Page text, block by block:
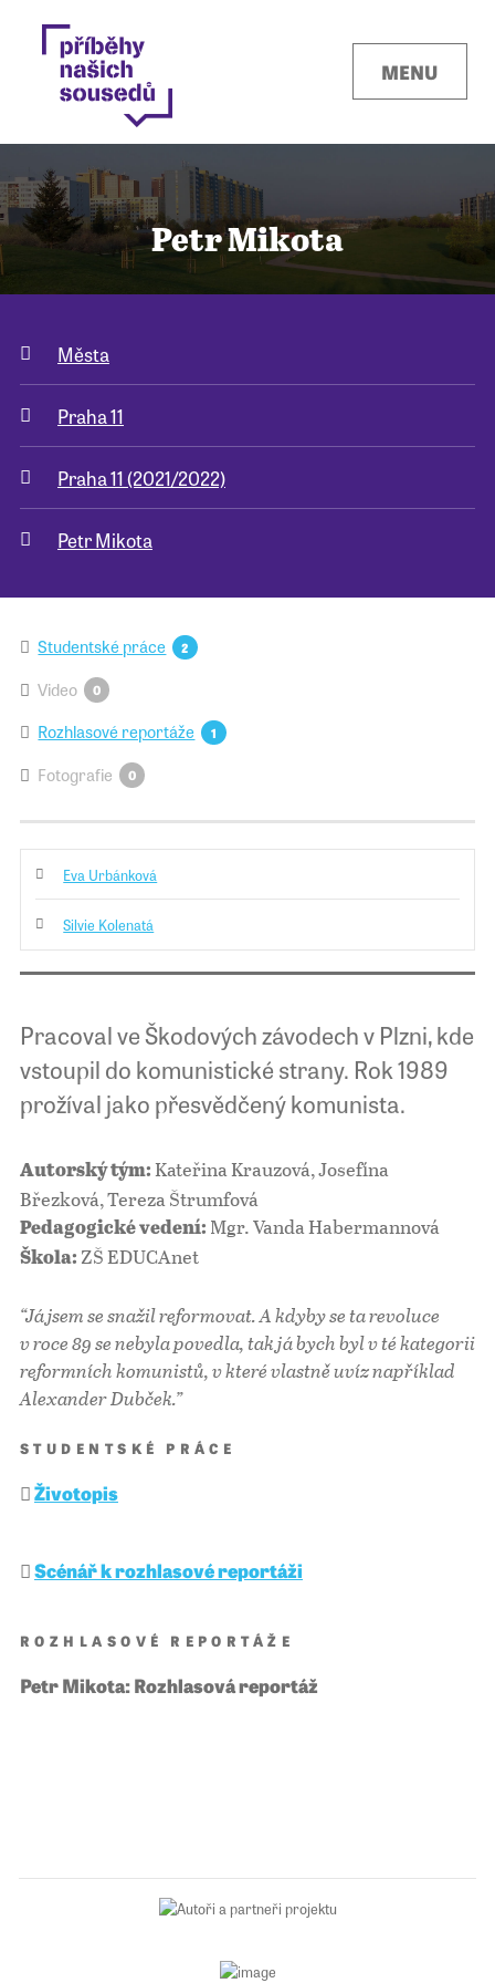
MENU
Kontakty
Místa
O projektu
Pro města
Pro školy
Petr Mikota
Města
Praha 11
Praha 11 (2021/2022)
Petr Mikota
Studentské práce 2
Video 0
Rozhlasové reportáže 1
Fotografie 0
Eva Urbánková
Silvie Kolenatá
Pracoval ve Škodových závodech v Plzni, kde
vstoupil do komunistické strany. Rok 1989
prožíval jako přesvědčený komunista.
Autorský tým: Kateřina Krauzová, Josefína
Březková, Tereza Štrumfová
Pedagogické vedení: Mgr. Vanda Habermannová
Škola: ZŠ EDUCAnet
“Já jsem se snažil reformovat. A kdyby se ta revoluce
v roce 89 se nebyla povedla, tak já bych byl v té kategorii
reformních komunistů, v které vlastně uvíz například
Alexander Dubček.”
STUDENTSKÉ PRÁCE
Životopis
Scénář k rozhlasové reportáži
ROZHLASOVÉ REPORTÁŽE
Petr Mikota: Rozhlasová reportáž